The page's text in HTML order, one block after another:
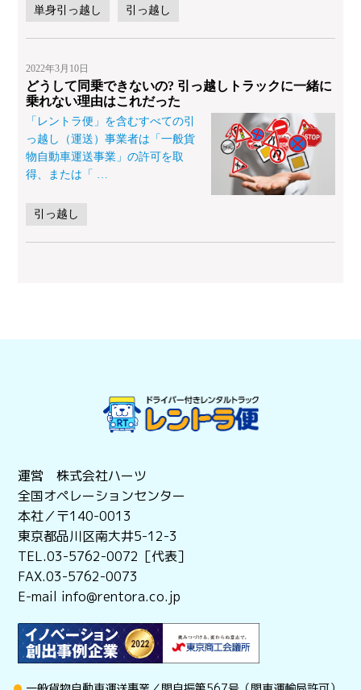
単身引っ越し 引っ越し
2022年3月10日
どうして同乗できないの? 引っ越しトラックに一緒に
乗れない理由はこれだった
「レントラ便」を含むすべての引
っ越し（運送）事業者は「一般貨
物自動車運送事業」の許可を取
得、または「
引っ越し
運営 株式会社ハーツ
全国オペレーションセンター
本社／〒140-0013
東京都品川区南大井5-12-3
TEL.03-5762-0072［代表］
FAX.03-5762-0073
E-mail info@rentora.co.jp